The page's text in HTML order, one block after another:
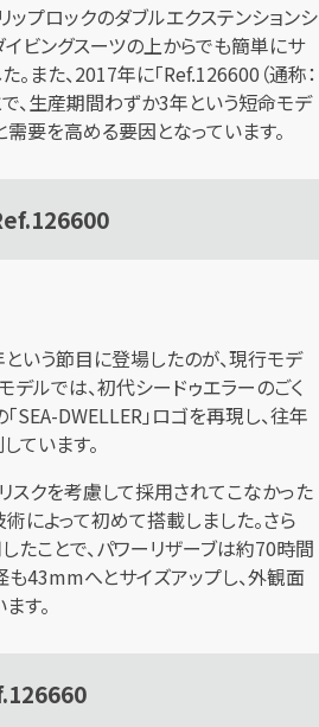
ップロックのダブルエクステンションシ
イビングスーツの上からでも簡単にサ
また、2017年に「Ref.126600（通称：
で、生産期間わずか3年という短命モデ
需要を高める要因となっています。
いう節目に登場したのが、現行モデ
デルでは、初代シードゥエラーのごく
SEA-DWELLER」ロゴを再現し、往年
ています。
スクを考慮して採用されてこなかった
によって初めて搭載しました。さら
たことで、パワーリザーブは約70時間
も43mmへとサイズアップし、外観面
す。